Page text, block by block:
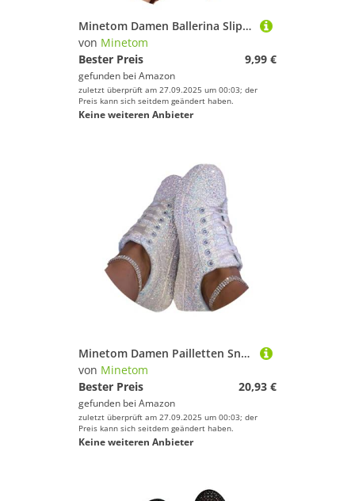
Minetom Damen Ballerina Slip On Schuhe rutschfest Stricken Sneaker Bequem Atmungsaktiv Sommer Sportlich Frauen Flache Komfort Flats A Orange 39 EU
von Minetom
Bester Preis
9,99 €
gefunden bei Amazon
zuletzt überprüft am 27.09.2025 um 00:03; der
Preis kann sich seitdem geändert haben.
Keine weiteren Anbieter
Minetom Damen Pailletten Sneakers Flache Low Sneaker Atmungsaktiv Glitzer Turnschuhe Outdoor Sportschuhe Laufschuhe Schnürsenkel Walkingschuhe A Weiß 43 EU
von Minetom
Bester Preis
20,93 €
gefunden bei Amazon
zuletzt überprüft am 27.09.2025 um 00:03; der
Preis kann sich seitdem geändert haben.
Keine weiteren Anbieter